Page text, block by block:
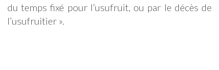
du temps fixé pour l’usufruit, ou par le décès de
l’usufruitier ».